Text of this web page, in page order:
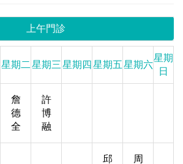
上午門診
星期二 星期三星期四 星期五星期六
星期
日
詹
德
全
許
博
融
邱
周